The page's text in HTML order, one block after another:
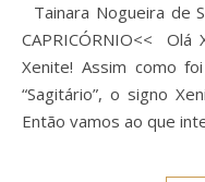
Tainara Nogueira de Souza e Natasha T. dos Santos. >>
CAPRICÓRNIO<< Olá
Xenite! Assim como
“Sagitário”, o signo
Então vamos ao que